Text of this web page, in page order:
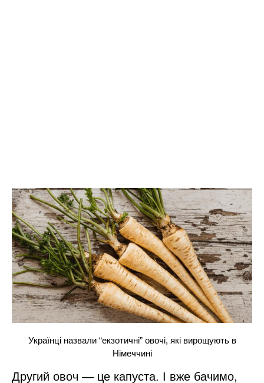
Українці назвали “екзотичні” овочі, які вирощують в
Німеччині
Другий овоч — це капуста. І вже бачимо,